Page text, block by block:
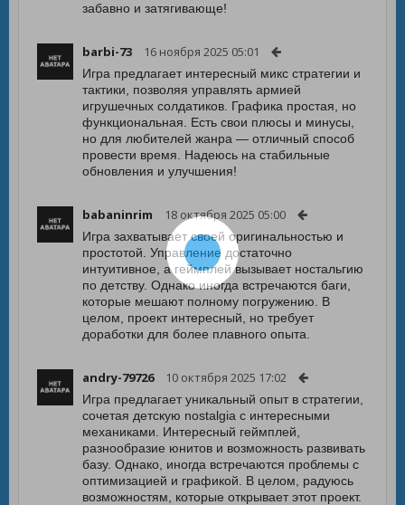
забавно и затягивающе!
barbi-73 16 ноября 2025 05:01
Игра предлагает интересный микс стратегии и
тактики, позволяя управлять армией
игрушечных солдатиков. Графика простая, но
функциональная. Есть свои плюсы и минусы,
но для любителей жанра — отличный способ
провести время. Надеюсь на стабильные
обновления и улучшения!
babaninrim 18 октября 2025 05:00
Игра захватывает своей оригинальностью и
простотой. Управление достаточно
интуитивное, а геймплей вызывает ностальгию
по детству. Однако иногда встречаются баги,
которые мешают полному погружению. В
целом, проект интересный, но требует
доработки для более плавного опыта.
andry-79726 10 октября 2025 17:02
Игра предлагает уникальный опыт в стратегии,
сочетая детскую nostalgia с интересными
механиками. Интересный геймплей,
разнообразие юнитов и возможность развивать
базу. Однако, иногда встречаются проблемы с
оптимизацией и графикой. В целом, радуюсь
возможностям, которые открывает этот проект.